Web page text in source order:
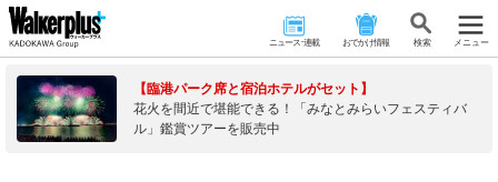
ニュース･連載 おでかけ情報 検 索 メニュー
【臨港パーク席と宿泊ホテルがセット】
花火を間近で堪能できる！「みなとみらいフェスティバ
ル」鑑賞ツアーを販売中